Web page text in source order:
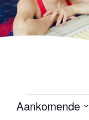
EVENEMENTEN
Aankomende